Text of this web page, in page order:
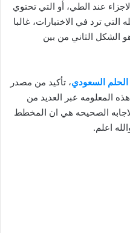
عند الطي، أو التي تحتوي
ترد في الاختبارات، غالبا
الشكل الثاني من بين
السعودي، تأكيد من مصدر
المعلومه عبر العديد من
الصحيحه هي ان المخطط
اعلم.